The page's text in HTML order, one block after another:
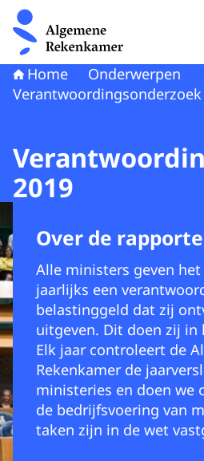
Naar de homepage van
Home
Onderwerpen
Verantwoordingsonderzoek
2019
Over de
Alle ministers geven
jaarlijks een
belastinggeld dat zij
uitgeven. Dit doen zij in
Elk jaar controleert de
Rekenkamer de
ministeries en doen we
de bedrijfsvoering van
taken zijn in de wet